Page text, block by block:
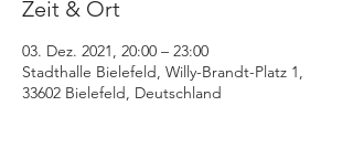
Zeit & Ort
03. Dez. 2021, 20:00 – 23:00
Stadthalle Bielefeld, Willy-Brandt-Platz 1,
33602 Bielefeld, Deutschland